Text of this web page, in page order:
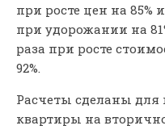
при росте цен на 85%
при удорожании на
раза при росте
92%.
Расчеты сделаны
квартиры на